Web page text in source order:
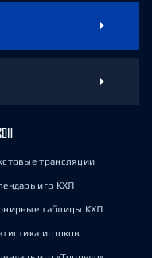
трансляции
игр КХЛ
таблицы КХЛ
игроков